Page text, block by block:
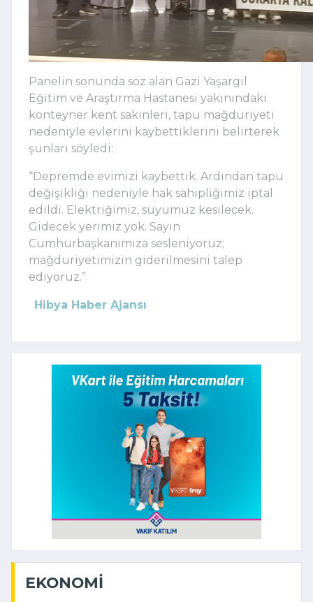
Panelin sonunda söz alan Gazi Yaşargil
Eğitim ve Araştırma Hastanesi yakınındaki
konteyner kent sakinleri, tapu mağduriyeti
nedeniyle evlerini kaybettiklerini belirterek
şunları söyledi:
“Depremde evimizi kaybettik. Ardından tapu
değişikliği nedeniyle hak sahipliğimiz iptal
edildi. Elektriğimiz, suyumuz kesilecek.
Gidecek yerimiz yok. Sayın
Cumhurbaşkanımıza sesleniyoruz;
mağduriyetimizin giderilmesini talep
ediyoruz.”
Hibya Haber Ajansı
EKONOMI